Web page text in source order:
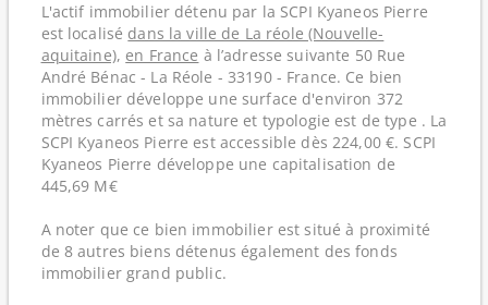
L'actif immobilier détenu par la SCPI Kyaneos Pierre
est localisé dans la ville de La réole (Nouvelle-
aquitaine), en France à l’adresse suivante 50 Rue
André Bénac - La Réole - 33190 - France. Ce bien
immobilier développe une surface d'environ 372
mètres carrés et sa nature et typologie est de type . La
SCPI Kyaneos Pierre est accessible dès 224,00 €. SCPI
Kyaneos Pierre développe une capitalisation de
445,69 M€
A noter que ce bien immobilier est situé à proximité
de 8 autres biens détenus également des fonds
immobilier grand public.